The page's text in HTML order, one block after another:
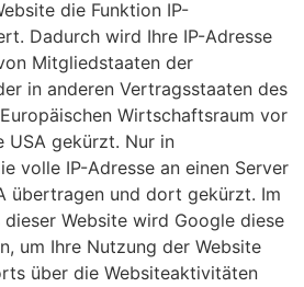
die Funktion IP-
Dadurch wird Ihre IP-Adresse
Mitgliedstaaten der
in anderen Vertragsstaaten des
Wirtschaftsraum vor
USA gekürzt. Nur in
volle IP-Adresse an einen Server
übertragen und dort gekürzt. Im
Website wird Google diese
um Ihre Nutzung der Website
über die Websiteaktivitäten